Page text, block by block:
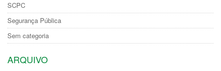
SCPC
Segurança Pública
Sem categoria
ARQUIVO